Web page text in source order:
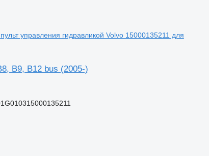
пульт управления гидравликой Volvo 15000135211 для
B9, B12 bus (2005-)